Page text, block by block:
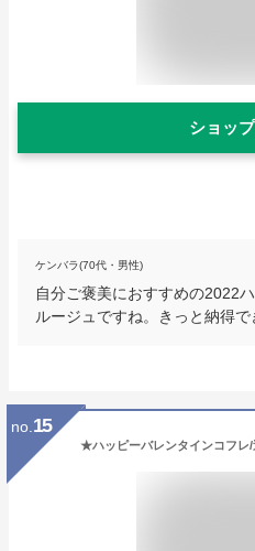
ショッ
ケンバラ(70代・男性)
自分ご褒美におすすめの2022
ルージュですね。きっと納得で
no. 15